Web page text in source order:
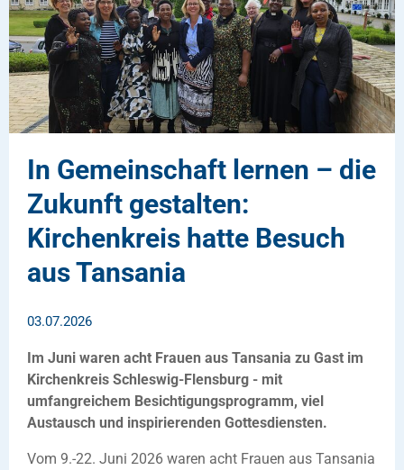
In Gemeinschaft lernen – die
Zukunft gestalten:
Kirchenkreis hatte Besuch
aus Tansania
03.07.2026
Im Juni waren acht Frauen aus Tansania zu Gast im
Kirchenkreis Schleswig-Flensburg - mit
umfangreichem Besichtigungsprogramm, viel
Austausch und inspirierenden Gottesdiensten.
Vom 9.-22. Juni 2026 waren acht Frauen aus Tansania